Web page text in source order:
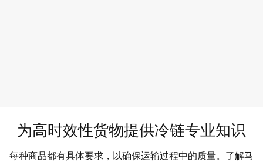
为高时效性货物提供冷链专业知识
每种商品都有具体要求，以确保运输过程中的质量。了解马